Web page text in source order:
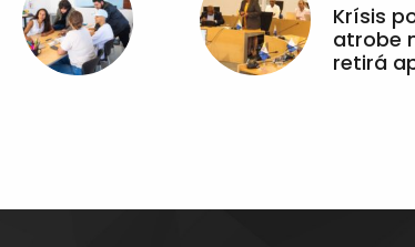
Krísis
atrobe
retirá